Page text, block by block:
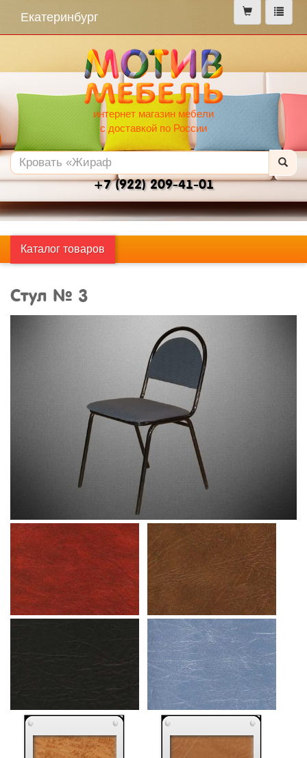
меню
Екатеринбург
интернет магазин мебели
с доставкой по России
+7 (922) 209-41-01
Каталог товаров
Стул № 3